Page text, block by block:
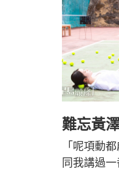
難忘黃
「呢項動
同我講過